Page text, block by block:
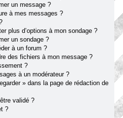
un message ?
à mes messages ?
plus d’options à mon sondage ?
un sondage ?
à un forum ?
des fichiers à mon message ?
?
à un modérateur ?
» dans la page de rédaction de
validé ?
?